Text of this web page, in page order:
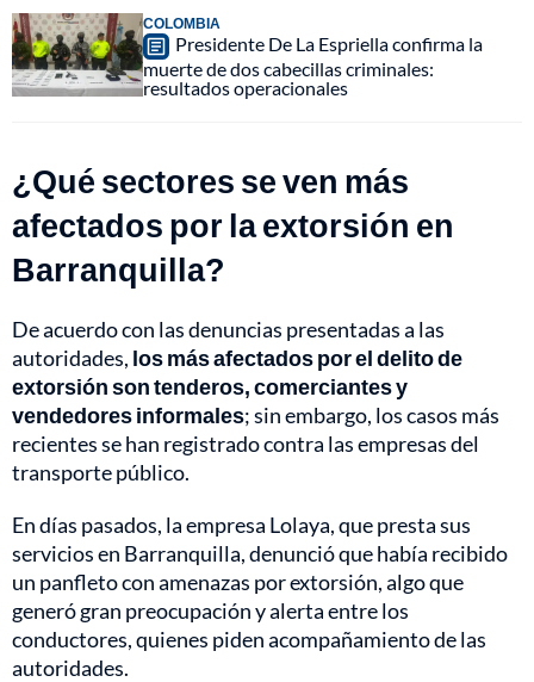
COLOMBIA
Presidente De La Espriella confirma la
muerte de dos cabecillas criminales:
resultados operacionales
¿Qué sectores se ven más
afectados por la extorsión en
Barranquilla?
De acuerdo con las denuncias presentadas a las
autoridades, los más afectados por el delito de
extorsión son tenderos, comerciantes y
vendedores informales; sin embargo, los casos más
recientes se han registrado contra las empresas del
transporte público.
En días pasados, la empresa Lolaya, que presta sus
servicios en Barranquilla, denunció que había recibido
un panfleto con amenazas por extorsión, algo que
generó gran preocupación y alerta entre los
conductores, quienes piden acompañamiento de las
autoridades.